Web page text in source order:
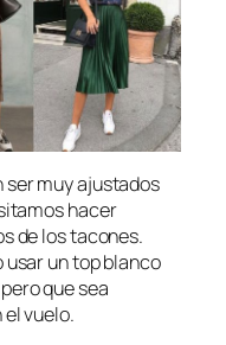
ser muy ajustados
hacer
de los tacones.
un top blanco
que sea
vuelo.